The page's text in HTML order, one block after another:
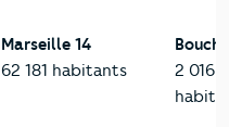
Marseille 14
62 181 habitants
2 016